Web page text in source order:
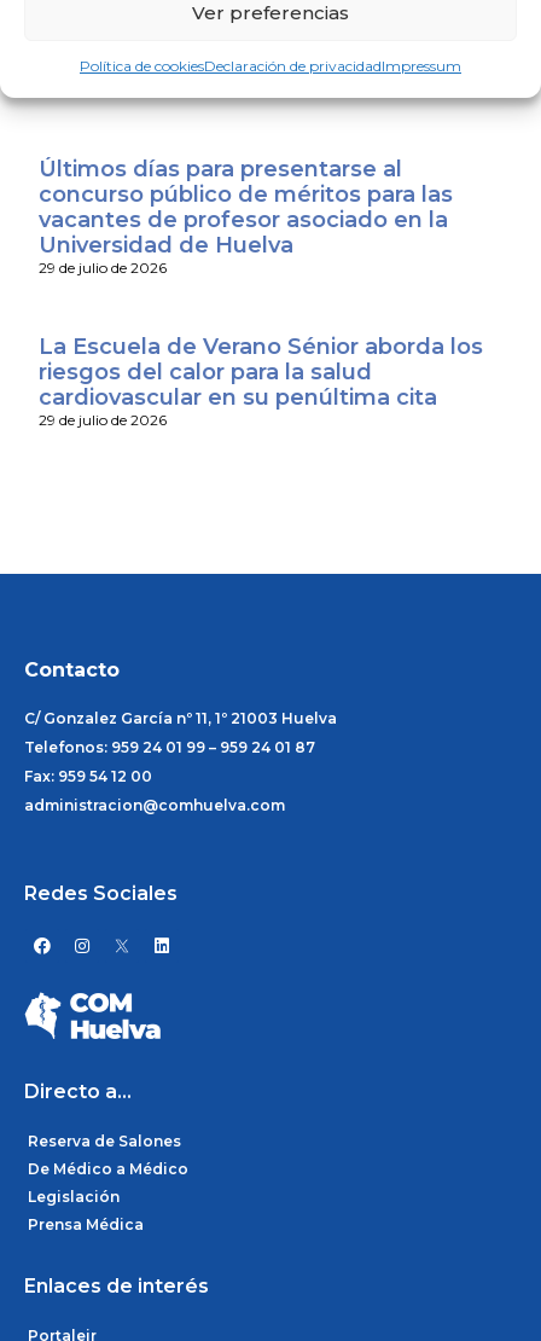
Ver preferencias
Política de cookiesDeclaración de privacidadImpressum
Médicos expresa su apoyo a los
Melilla
Últimos días para presentarse al
concurso público de méritos para las
vacantes de profesor asociado en la
Universidad de Huelva
29 de julio de 2026
La Escuela de Verano Sénior aborda los
riesgos del calor para la salud
cardiovascular en su penúltima cita
29 de julio de 2026
Contacto
C/ Gonzalez García nº 11, 1º 21003 Huelva
Telefonos: 959 24 01 99 – 959 24 01 87
Fax: 959 54 12 00
administracion@comhuelva.com
Redes Sociales
F
a
e
b
o
o
I
n
a
g
r
L
i
i
Directo a...
Reserva de Salones
De Médico a Médico
Legislación
Prensa Médica
Enlaces de interés
Portaleir